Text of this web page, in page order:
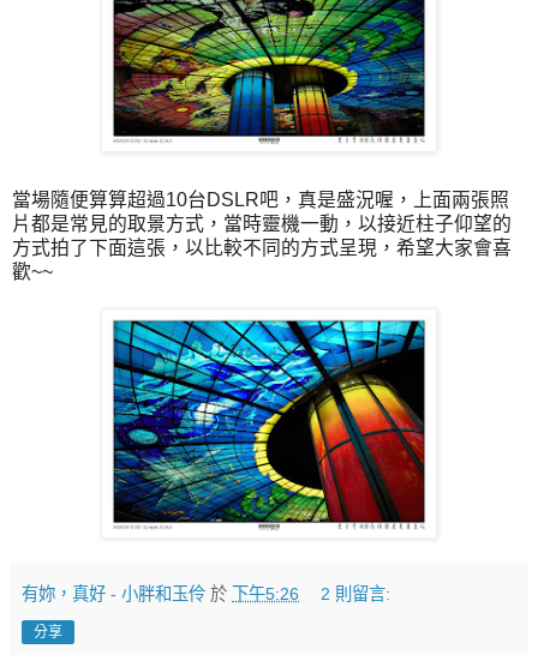
當場隨便算算超過10台DSLR吧，真是盛況喔，上面兩張照
片都是常見的取景方式，當時靈機一動，以接近柱子仰望的
方式拍了下面這張，以比較不同的方式呈現，希望大家會喜
歡~~
有妳，真好 - 小胖和玉伶 於 下午5:26 2 則留言:
分享